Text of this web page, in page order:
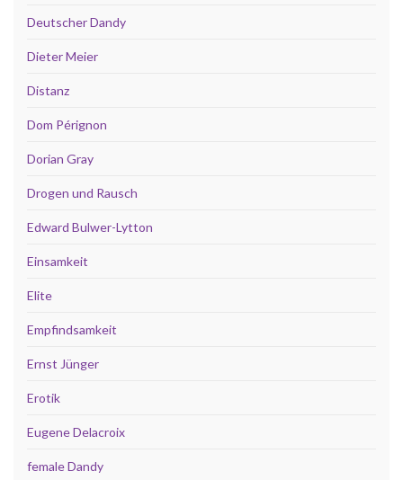
Deutscher Dandy
Dieter Meier
Distanz
Dom Pérignon
Dorian Gray
Drogen und Rausch
Edward Bulwer-Lytton
Einsamkeit
Elite
Empfindsamkeit
Ernst Jünger
Erotik
Eugene Delacroix
female Dandy